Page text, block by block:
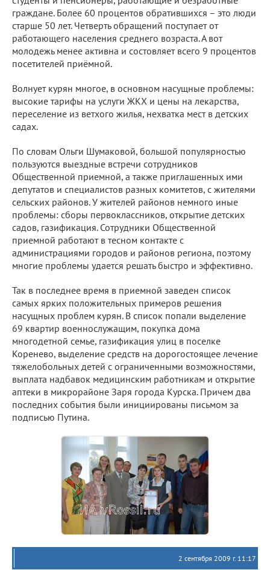
граждане. Более 60 процентов обратившихся – это люди
старше 50 лет. Четверть обращений поступает от
работающего населения среднего возраста. А вот
молодежь менее активна и состовляет всего 9 процентов
посетителей приёмной.
Волнует курян многое, в основном насущные проблемы:
высокие тарифы на услуги ЖКХ и цены на лекарства,
переселение из ветхого жилья, нехватка мест в детских
садах.
По словам Ольги Шумаковой, большой популярностью
пользуются выездные встречи сотрудников
Общественной приемной, а также приглашенных ими
депутатов и специалистов разных комитетов, с жителями
сельских районов. У жителей районов немного иные
проблемы: сборы первоклассников, открытие детских
садов, газификация. Сотрудники Общественной
приемной работают в тесном контакте с
администрациями городов и районов региона, поэтому
многие проблемы удается решать быстро и эффективно.
Так в последнее время в приемной заведен список
самых ярких положительных примеров решения
насущных проблем курян. В список попали выделение
69 квартир военнослужащим, покупка дома
многодетной семье, газификация улиц в поселке
Коренево, выделение средств на дорогостоящее лечение
тяжелобольных детей с ограниченными возможностями,
выплата надбавок медицинским работникам и открытие
аптеки в микрорайоне Заря города Курска. Причем два
последних события были инициированы письмом за
подписью Путина.
2 сентября 2009 г. 11:17